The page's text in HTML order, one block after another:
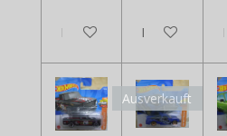
In den Warenkorb
In den
Ausverkauft